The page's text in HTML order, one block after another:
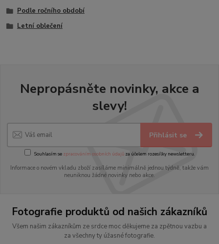
Podle ročního období
Letní oblečení
Nepropásněte novinky, akce a
slevy!
Přihlásit se
Souhlasím se zpracováním osobních údajůza účelem rozesílky newsletteru.
Informace o novém vkladu zboží zasíláme minimálně jednou týdně, takže vám
neuniknou žádné novinky nebo akce.
Fotografie produktů od našich zákazníků
Všem našim zákazníkům ze srdce moc děkujeme za zpětnou vazbu a
za všechny ty úžasné fotografie.